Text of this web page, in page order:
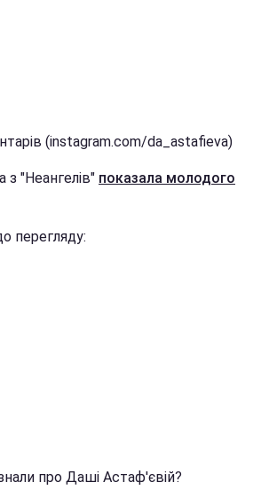
(instagram.com/da_astafieva)
з "Неангелів" показала молодого
перегляду:
про Даші Астаф'євій?